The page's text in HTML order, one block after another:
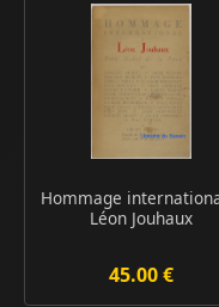
Hommage
Léon Jouhaux
45.00 €